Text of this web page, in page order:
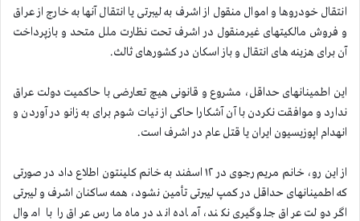
انتقال خودروها و اموال منقول از اشرف به لیبرتی یا انتقال آنها به خارج از عراق
و فروش مالکیتهای غیرمنقول در اشرف تحت نظارت ملل متحد و بازپرداخت
آن برای هزینه های انتقال و باز اسکان در کشورهای ثالث.
این اطمینانهای حداقل، مشروع و قانونی هیچ تعارضی با حاکمیت دولت عراق
ندارد و موافقت نکردن با آن آشکارا حاکی از نیات شوم برای به زانو در آوردن و
انهدام اپوزیسیون ایران یا قتل عام در اشرف است.
از این رو، خانم مریم رجوی در ۱۲ اسفند به خانم کلینتون اطلاع داد در صورتی
که اطمینانهای حداقل در کمپ لیبرتی تأمین نشود، همه ساکنان اشرف و لیبرتی
اگر دولت عراق جلوگیری نکند، آماده اند درماه مارس عراق را با اموال